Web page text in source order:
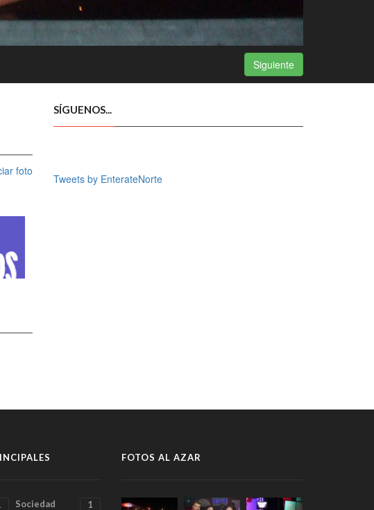
Siguiente
foto
SÍGUENOS...
Tweets by EnterateNorte
Sociedad 1
FOTOS AL AZAR